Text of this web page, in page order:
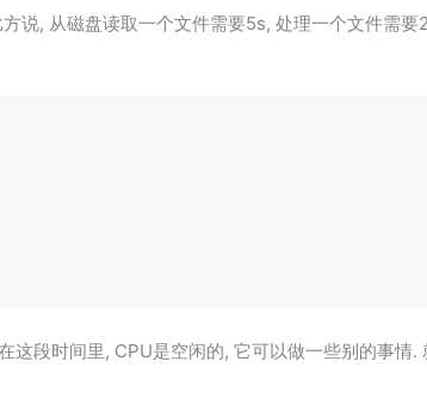
说, 从磁盘读取一个文件需要5s, 处理一个文件需
段时间里, CPU是空闲的, 它可以做一些别的事情.